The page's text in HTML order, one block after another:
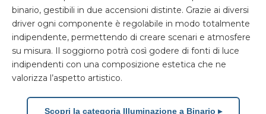
binario, gestibili in due accensioni distinte. Grazie ai diversi
driver ogni componente è regolabile in modo totalmente
indipendente, permettendo di creare scenari e atmosfere
su misura. Il soggiorno potrà così godere di fonti di luce
indipendenti con una composizione estetica che ne
valorizza l’aspetto artistico.
Scopri la categoria Illuminazione a Binario ▸